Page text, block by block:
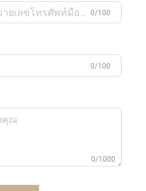
0/100
0/100
0/1000